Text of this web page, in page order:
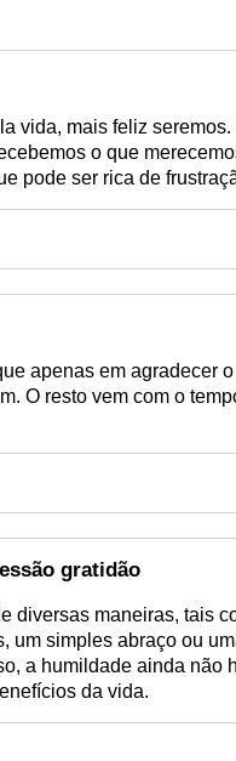
vida, mais feliz
o que
pode ser rica de
apenas em agradecer
O resto vem com o
gratidão
diversas maneiras, tais
um simples abraço ou
a humildade ainda não
da vida.